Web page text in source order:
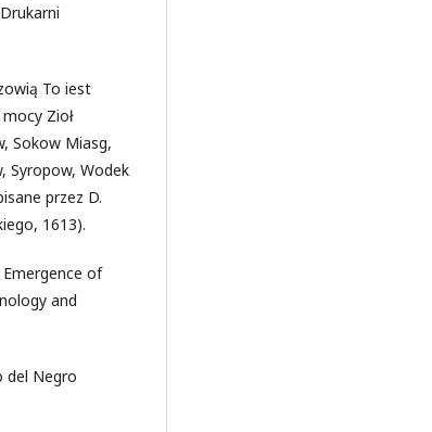
To iest
Zioł
Sokow Miasg,
Syropow, Wodek
przez D.
1613).
of
and
del Negro